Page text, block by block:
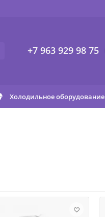
+7 963 929 98 75
Холодильное оборудование